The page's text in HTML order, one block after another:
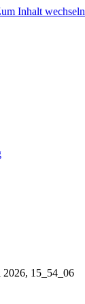
Inhalt wechseln